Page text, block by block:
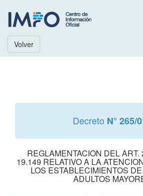
Volver
Decreto N° 265/
REGLAMENTACION DEL
19.149 RELATIVO A LA
LOS ESTABLECIMIENTOS
ADULTOS